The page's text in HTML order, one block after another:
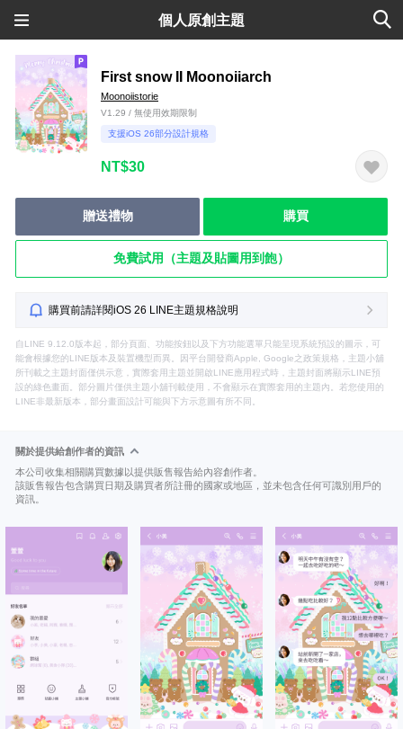
個人原創主題
First snow II Moonoiiarch
Moonoiistorie
V1.29 / 無使用效期限制
支援iOS 26部分設計規格
NT$30
贈送禮物 購買
免費試用（主題及貼圖用到飽）
購買前請詳閱iOS 26 LINE主題規格說明
自LINE 9.12.0版本起，部分頁面、功能按鈕以及下方功能選單只能呈現系統預設的圖示，可
能會根據您的LINE版本及裝置機型而異。因平台開發商Apple, Google之政策規格，主題小舖
所刊載之主題封面僅供示意，實際套用主題並開啟LINE應用程式時，主題封面將顯示LINE預
設的綠色畫面。部分圖片僅供主題小舖刊載使用，不會顯示在實際套用的主題內。若您使用的
LINE非最新版本，部分畫面設計可能與下方示意圖有所不同。
關於提供給創作者的資訊
本公司收集相關購買數據以提供販售報告給內容創作者。
該販售報告包含購買日期及購買者所註冊的國家或地區，並未包含任何可識別用戶的
資訊。